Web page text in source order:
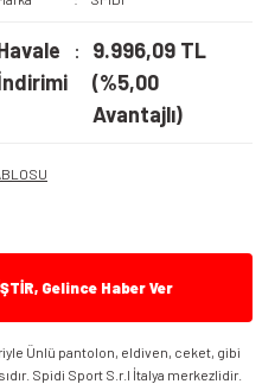
9.996,09 TL
(%5,00
Avantajlı)
Gelince Haber Ver
Ünlü pantolon, eldiven, ceket, gibi
Spidi Sport S.r.l İtalya merkezlidir.